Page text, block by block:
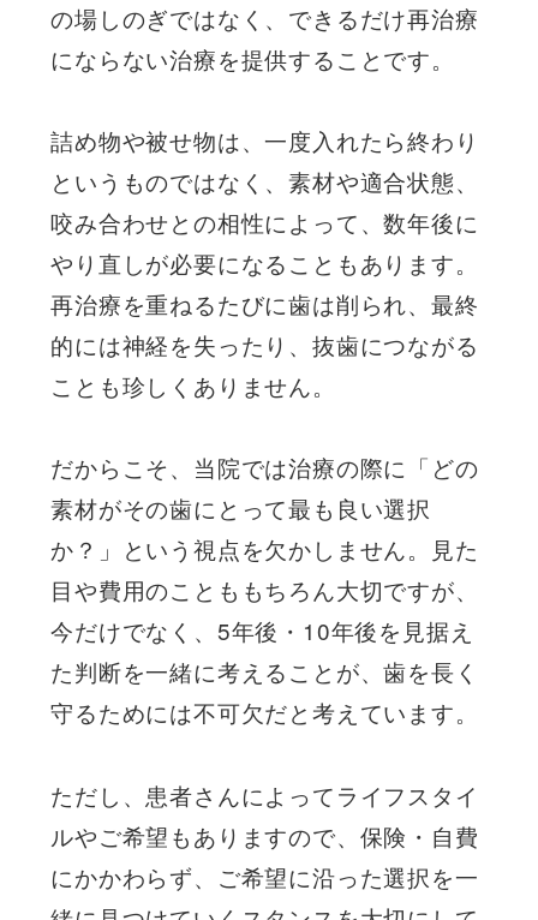
の場しのぎではなく、できるだけ再治療
にならない治療を提供することです。
詰め物や被せ物は、一度入れたら終わり
というものではなく、素材や適合状態、
咬み合わせとの相性によって、数年後に
やり直しが必要になることもあります。
再治療を重ねるたびに歯は削られ、最終
的には神経を失ったり、抜歯につながる
ことも珍しくありません。
だからこそ、当院では治療の際に「どの
素材がその歯にとって最も良い選択
か？」という視点を欠かしません。見た
目や費用のことももちろん大切ですが、
今だけでなく、5年後・10年後を見据え
た判断を一緒に考えることが、歯を長く
守るためには不可欠だと考えています。
ただし、患者さんによってライフスタイ
ルやご希望もありますので、保険・自費
にかかわらず、ご希望に沿った選択を一